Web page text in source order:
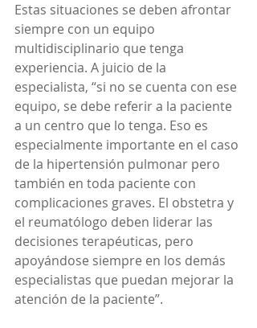
Estas situaciones se deben afrontar
siempre con un equipo
multidisciplinario que tenga
experiencia. A juicio de la
especialista, “si no se cuenta con ese
equipo, se debe referir a la paciente
a un centro que lo tenga. Eso es
especialmente importante en el caso
de la hipertensión pulmonar pero
también en toda paciente con
complicaciones graves. El obstetra y
el reumatólogo deben liderar las
decisiones terapéuticas, pero
apoyándose siempre en los demás
especialistas que puedan mejorar la
atención de la paciente”.